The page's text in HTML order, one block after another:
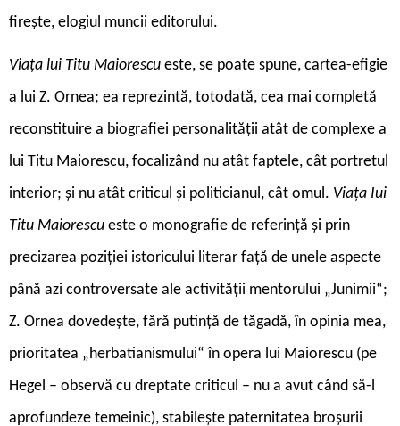
fireşte, elogiul muncii editorului.
Viaţa lui Titu Maiorescu este, se poate spune, cartea-efigie
a lui Z. Ornea; ea reprezintă, totodată, cea mai completă
reconstituire a biografiei personalităţii atât de complexe a
lui Titu Maiorescu, focalizând nu atât faptele, cât portretul
interior; şi nu atât criticul şi politicianul, cât omul. Viața Iui
Titu Maiorescu este o monografie de referință și prin
precizarea poziției istoricului literar față de unele aspecte
până azi controversate ale activității mentorului „Junimii“;
Z. Ornea dovedește, fără putință de tăgadă, în opinia mea,
prioritatea „herbatianismului“ în opera lui Maiorescu (pe
Hegel – observă cu dreptate criticul – nu a avut când să-l
aprofundeze temeinic), stabilește paternitatea broșurii